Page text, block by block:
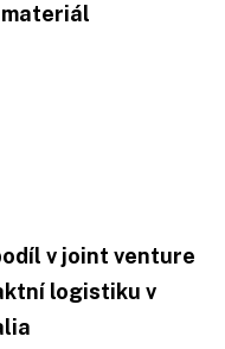
v joint venture
logistiku v